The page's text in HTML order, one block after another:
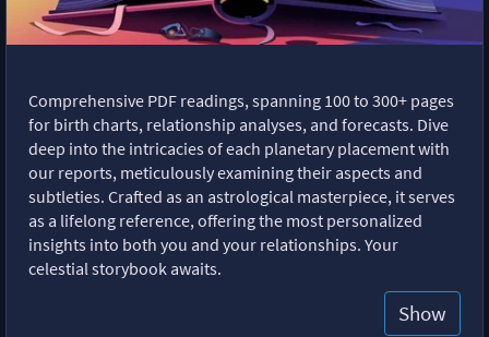
Comprehensive PDF readings, spanning 100 to 300+ pages
for birth charts, relationship analyses, and forecasts. Dive
deep into the intricacies of each planetary placement with
our reports, meticulously examining their aspects and
subtleties. Crafted as an astrological masterpiece, it serves
as a lifelong reference, offering the most personalized
insights into both you and your relationships. Your
celestial storybook awaits.
Show